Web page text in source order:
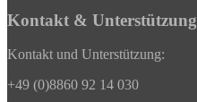
Kontakt & Unterstützung
Kontakt und Unterstützung:
+49 (0)8860 92 14 030